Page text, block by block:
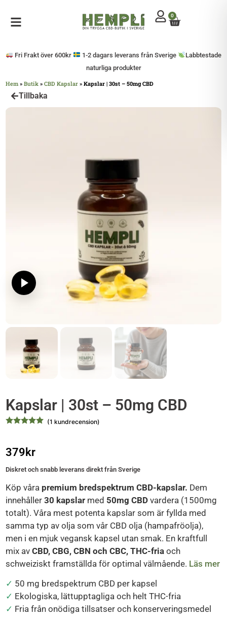
Öppna sidomeny Mitt konto
0
Fri Frakt över 600kr 1-2 dagars leverans från Sverige
Labbtestade
naturliga produkter
Hem»Butik »CBD Kapslar »Kapslar | 30st – 50mg CBD
Tillbaka
Kapslar | 30st – 50mg CBD
(1 kundrecension)
379 kr
Diskret och snabb leverans direkt från Sverige
Köp våra premium bredspektrum CBD-kapslar. Dem
innehåller30 kapslar med 50mg CBD vardera (1500mg
totalt). Våra mest potenta kapslar som är fyllda med
samma typ av olja som vår CBD olja (hampafröolja),
men i en mjuk vegansk kapsel utan smak. En kraftfull
mix avCBD, CBG, CBN och CBC, THC-fria och
schweiziskt framställda för optimal välmående. Läs mer
✓ 50 mg bredspektrum CBD per kapsel
✓ Ekologiska, lättupptagliga och helt THC-fria
✓ Fria från onödiga tillsatser och konserveringsmedel